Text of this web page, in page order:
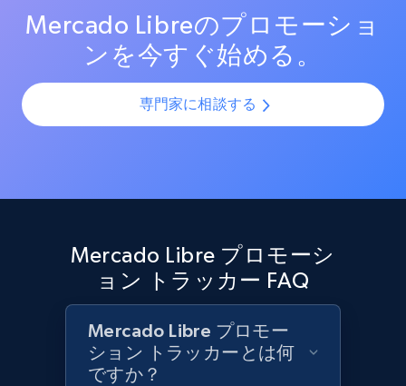
Target - Discover products by category url
URL, Product id, Title, Product description,
Rating, Reviews count, Initial price, Discount,
1.3K+ 175+ 今すぐ始める
Target - Discover products by specified
UPC
URL, Product id, Title, Product description,
Rating, Reviews count, Initial price, Discount,
and more.
タリングを実現し、違反検出を迅速化することで、全
製品バージョンにおけるMAP（最低広告価格）の徹底
を保証します。
Mercado Libreのプロモーショ
ンを今すぐ始める。
専門家に相談する
Mercado Libre プロモーシ
ョン トラッカー FAQ
Mercado Libre プロモー
ション トラッカーとは何
ですか？